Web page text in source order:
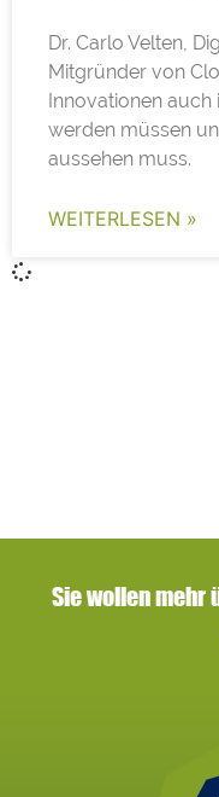
Dr. Carlo Velten,
Mitgründer von
Innovationen auch
werden müssen
aussehen muss.
WEITERLESEN »
Sie wollen mehr